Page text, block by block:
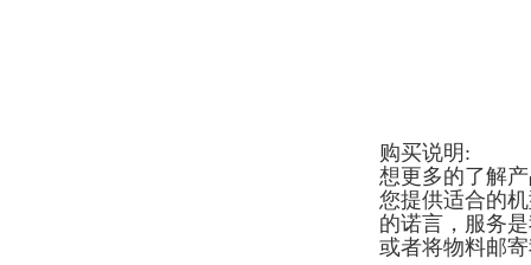
购买说明:
想更多的了解
您提供适合的
的诺言，服务
或者将物料邮